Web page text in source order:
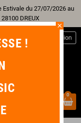
Estivale du 27/07/2026 au
DREUX
Connexion
0
close
!